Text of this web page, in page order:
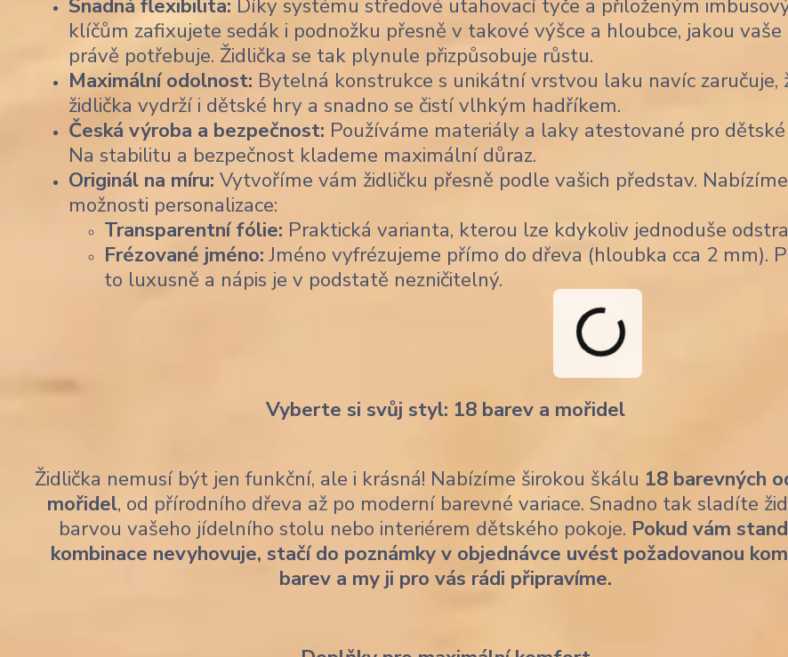
Snadná flexibilita: Díky systému středové utahovací tyče a přiloženým
klíčům zafixujete sedák i podnožku přesně v takové výšce a hloubce, jakou
právě potřebuje. Židlička se tak plynule přizpůsobuje růstu.
Maximální odolnost: Bytelná konstrukce s unikátní vrstvou laku navíc zaručuje,
židlička vydrží i dětské hry a snadno se čistí vlhkým hadříkem.
Česká výroba a bezpečnost: Používáme materiály a laky atestované pro dětské
Na stabilitu a bezpečnost klademe maximální důraz.
Originál na míru: Vytvoříme vám židličku přesně podle vašich představ.
možnosti personalizace:
Transparentní fólie: Praktická varianta, kterou lze kdykoliv jednoduše
Frézované jméno:Jméno vyfrézujeme přímo do dřeva (hloubka cca 2 mm).
to luxusně a nápis je v podstatě nezničitelný.
Vyberte si svůj styl: 18 barev a mořidel
Židlička nemusí být jen funkční, ale i krásná! Nabízíme širokou škálu 18 barevných
mořidel, od přírodního dřeva až po moderní barevné variace. Snadno tak sladíte
barvou vašeho jídelního stolu nebo interiérem dětského pokoje. Pokud vám
kombinace nevyhovuje, stačí do poznámky v objednávce uvést požadovanou
barev a my ji pro vás rádi připravíme.